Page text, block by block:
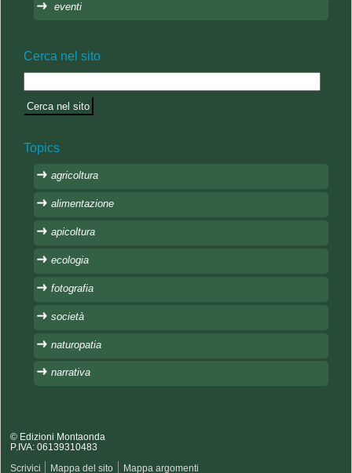
eventi
Cerca nel sito
Topics
agricoltura
alimentazione
apicoltura
ecologia
fotografia
società
naturopatia
narrativa
© Edizioni Montaonda
P.IVA: 06139310483
Scrivici Mappa del sito Mappa argomenti